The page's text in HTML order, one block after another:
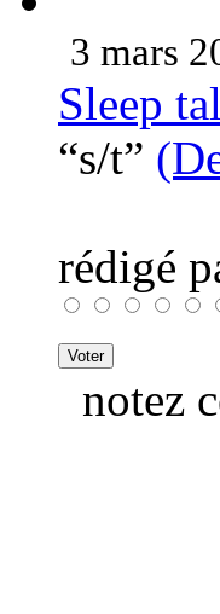
3 mars
Sleep
“s/t”
rédigé
notez